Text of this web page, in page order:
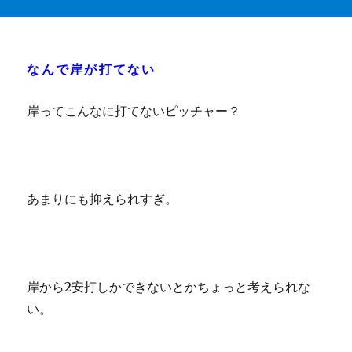
なんで岸が打てない
岸ってこんなに打てないピッチャー？
あまりにも抑えられすぎ。
岸から2安打しかできないとかちょっと考えられな
い。